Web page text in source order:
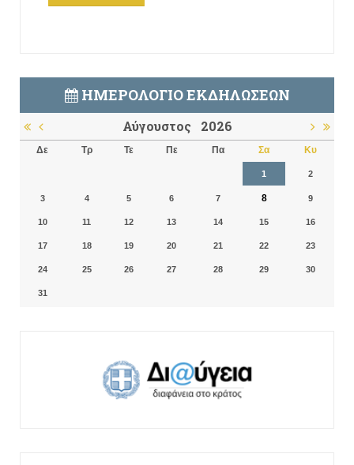
ΗΜΕΡΟΛΌΓΙΟ ΕΚΔΗΛΏΣΕΩΝ
Αύγουστος 2026
Δε Τρ Τε Πε Πα Σα Κυ
1 2
3 4 5 6 7 8 9
10 11 12 13 14 15 16
17 18 19 20 21 22 23
24 25 26 27 28 29 30
31